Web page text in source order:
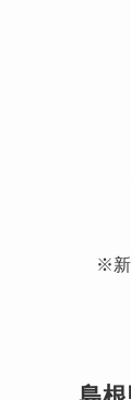
※新